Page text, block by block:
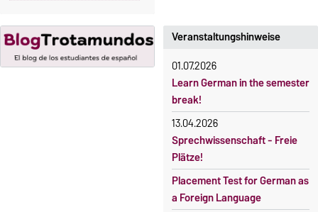
OVGU-Account
Oktober 2026.
Kursteilnahme nur nach
fristgerechter Online-
Anmeldung
Gebühren
Gebührenrückerstattung
Gebührenbefreiungen bei
curricularer Sprachausbildung
Gebührenbefreiung bei
Incomings
Veranstaltungshinweise
01.07.2026
Learn German in the semester
break!
13.04.2026
Sprechwissenschaft - Freie
Plätze!
Placement Test for German as
a Foreign Language